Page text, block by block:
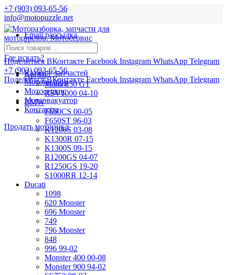
+7 (903) 093-65-56
info@motopuzzle.net
Email рассылка
Новости
Поделиться ВКонтакте Facebook Instagram WhatsApp Telegram
+7 (903) 093-65-56
Поделиться ВКонтакте Facebook Instagram WhatsApp Telegram
Где искать?
Aprilia
Mana 850 GT
RSV1000 04-10
BMW
F650CS 00-05
F650ST 96-03
K1200S 03-08
K1300R 07-15
K1300S 09-15
R1200GS 04-07
R1250GS 19-20
S1000RR 12-14
Ducati
1098
620 Monster
696 Monster
749
796 Monster
848
996 99-02
Monster 400 00-08
Monster 900 94-02
Каталог запчастей
Мотоподбор
Мотосервис
Мотоэвакуатор
Контакты
Продать мотоцикл